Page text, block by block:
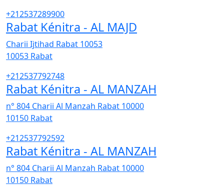
+212537289900
Rabat Kénitra - AL MAJD
Charii Ijtihad Rabat 10053
10053 Rabat
+212537792748
Rabat Kénitra - AL MANZAH
n° 804 Charii Al Manzah Rabat 10000
10150 Rabat
+212537792592
Rabat Kénitra - AL MANZAH
n° 804 Charii Al Manzah Rabat 10000
10150 Rabat